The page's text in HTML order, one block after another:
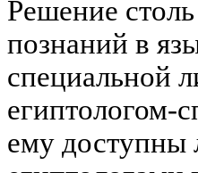
Решение
познаний в
специальной
египтологом-
ему доступны